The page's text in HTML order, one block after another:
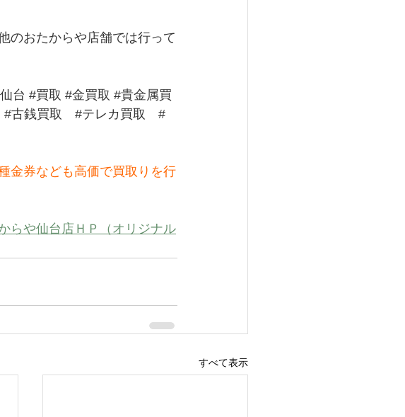
のおたからや店舗では行って
台 #買取 #金買取 #貴金属買
#古銭買取 #テレカ買取
#
金券なども高価で買取りを行
らや仙台店ＨＰ（オリジナル
すべて表示